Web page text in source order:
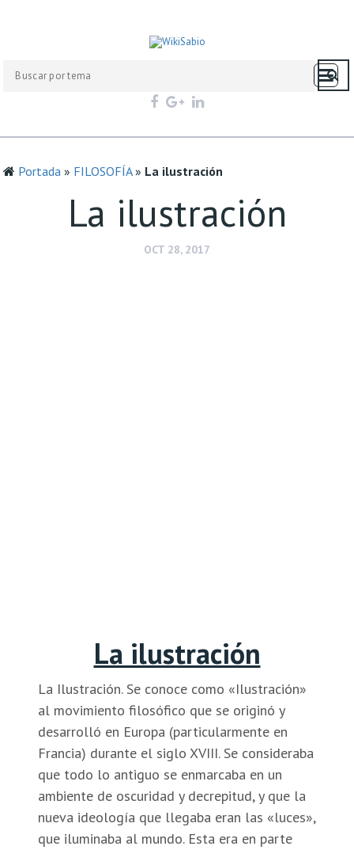
Portada » FILOSOFÍA» La ilustración
La ilustración
OCT 28, 2017
La ilustración
La Ilustración. Se conoce como «Ilustración»
al movimiento filosófico que se originó y
desarrolló en Europa (particularmente en
Francia) durante el siglo XVIII. Se consideraba
que todo lo antiguo se enmarcaba en un
ambiente de oscuridad y decrepitud, y que la
nueva ideología que llegaba eran las «luces»,
que iluminaba al mundo. Esta era en parte